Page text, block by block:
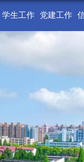
学生工作 党建工作